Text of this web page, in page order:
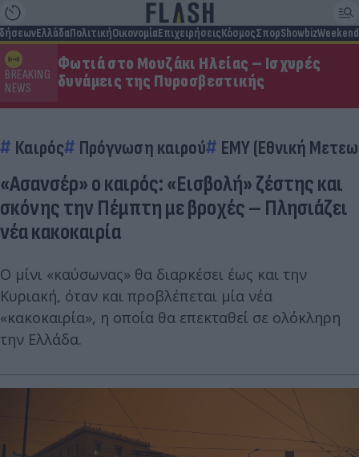
ΕλλάδαΠολιτικήΟικονομίαΕπιχειρήσειςΚόσμοςΣπορShowbizWeekend
BREAKING
NEWS
Φωτιά στο Μουζάκι Ηλείας – Ισχυρές
δυνάμεις της Πυροσβεστικής
Καιρός Πρόγνωση καιρού ΕΜΥ (Εθνική
«Ασανσέρ» ο καιρός: «Εισβολή» ζέστης και
σκόνης την Πέμπτη με βροχές – Πλησιάζει
νέα κακοκαιρία
Ο μίνι «καύσωνας» θα διαρκέσει έως και την
Κυριακή, όταν και προβλέπεται μία νέα
«κακοκαιρία», η οποία θα επεκταθεί σε ολόκληρη
την Ελλάδα.